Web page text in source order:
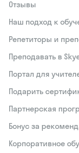
Отзывы
Наш подход к
Репетиторы и
Преподавать в
Портал для
Подарить
Партнерская
Бонус за
Корпоративное